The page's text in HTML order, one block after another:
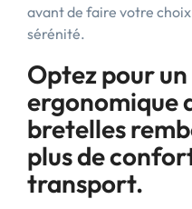
avant de faire votre
sérénité.
Optez pour un
ergonomique
bretelles
plus de
transport.